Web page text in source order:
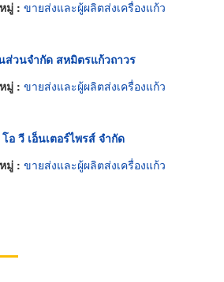
มู่ : ขายส่งและผู้ผลิตส่งเครื่องแก้ว
ส่วนจำกัด สหมิตรแก้วถาวร
มู่ : ขายส่งและผู้ผลิตส่งเครื่องแก้ว
อ วี เอ็นเตอร์ไพรส์ จำกัด
มู่ : ขายส่งและผู้ผลิตส่งเครื่องแก้ว